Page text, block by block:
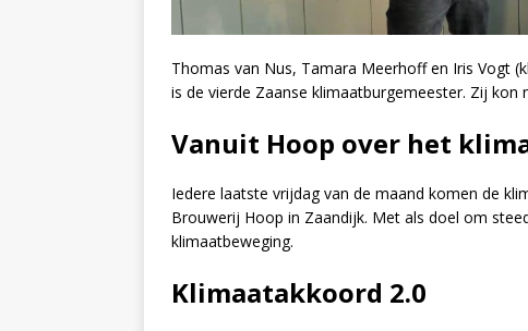
Thomas van Nus, Tamara Meerhoff en Iris Vogt
is de vierde Zaanse klimaatburgemeester. Zij kon
Vanuit Hoop over het
Iedere laatste vrijdag van de maand komen de
Brouwerij Hoop in Zaandijk. Met als doel om
klimaatbeweging.
Klimaatakkoord 2.0